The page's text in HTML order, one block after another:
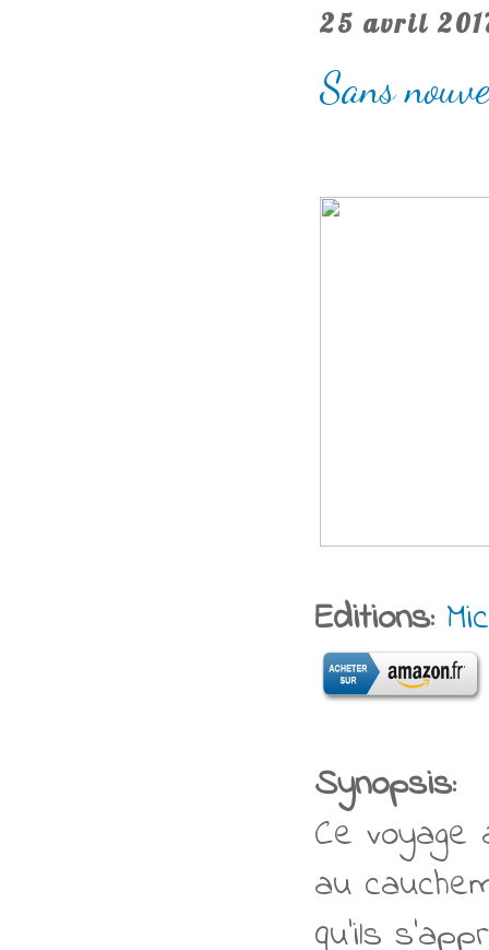
25 avril
Sans
Editions:
Synopsis:
Ce
au
qu’ils